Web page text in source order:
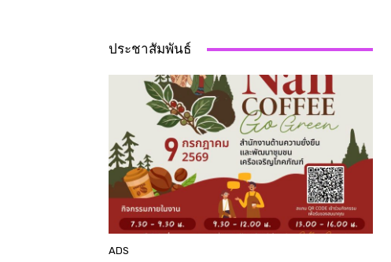
ประชาสัมพันธ์
ADS